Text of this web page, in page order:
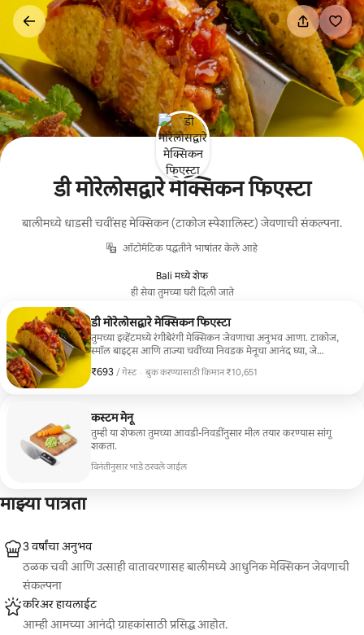
कंटेंटवर
जा
डी मोरेलोसद्वारे मेक्सिकन फिएस्टा
बालीमध्ये धाडसी चवींसह मेक्सिकन (टाकोज स्पेशालिस्ट) जेवणाची संकल्पना.
ऑटोमॅटिक पद्धतीने भाषांतर केले आहे
Bali मध्ये शेफ
ही सेवा तुमच्या घरी दिली जाते
डी मोरेलोसद्वारे मेक्सिकन फिएस्टा
तुमच्या इव्हेंटमध्ये रंगीबेरंगी मेक्सिकन जेवणाचा अनुभव आणा. टाकोज,
स्मॉल बाइट्स आणि ताज्या चवींच्या निवडक मेनूचा आनंद घ्या, जे
आहेत. मजेदार, सामाजिक आणि उत्साहाने भरलेले.
₹693 / गेस्ट
₹693 प्रति गेस्ट· बुक करण्यासाठी किमान ₹10,651
कस्टम मेनू
तुम्ही या शेफला तुमच्या आवडी-निवडींनुसार मील तयार करण्यास सांगू
शकता.
विनंतीनुसार भाडे ठरवले जाईल
माझ्या पात्रता
3 वर्षांचा अनुभव
ठळक चवी आणि उत्साही वातावरणासह बालीमध्ये आधुनिक मेक्सिकन जेवणाची
संकल्पना
करिअर हायलाईट
आम्ही आमच्या आनंदी ग्राहकांसाठी प्रसिद्ध आहोत.